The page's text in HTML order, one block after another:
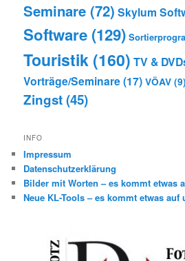
Seminare (72) Skylum
Software (129)
Touristik (160) TV &
Vorträge/Seminare(17) VÖAV (9)
Zingst(45)
INFO
Impressum
Datenschutzerklärung
Bilder mit Worten – es kommt etwas
Neue KL-Tools – es kommt etwas auf